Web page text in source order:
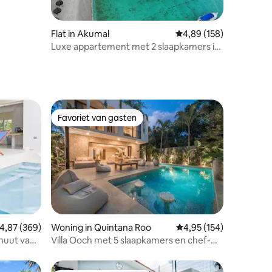
Flat in Akumal Gemiddelde
4,89 (158)
Luxe appartement met 2 slaapkamers in
beoordeling van 4,87 op 5, 369 recensies
4,87 (369)
van
Favoriet van gasten
Favoriet van gasten
Woning in Quintana Roo Gemiddelde
4,95 (154)
Villa Ooch met 5 slaapkamers en chef-